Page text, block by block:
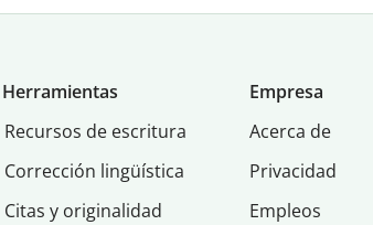
Herramientas
Recursos de escritura
Corrección lingüística
Citas y originalidad
Empresa
Acerca de
Privacidad
Empleos